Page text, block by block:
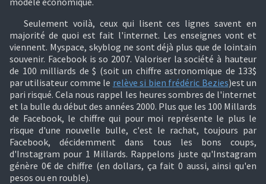
Seulement voilà, ceux qui lisent ces lignes savent en
majorité de quoi est fait l'internet. Les enseignes vont et
viennent. Myspace, skyblog ne sont déjà plus que de lointain
souvenir. Facebook is so 2007. Valoriser la société à hauteur
de 100 milliards de $ (soit un chiffre astronomique de 133$
par utilisateur comme le relève si bien frédéric Bezies)est un
pari risqué. Cela nous rappel les heures sombres de l'internet
et la bulle du début des années 2000. Plus que les 100 Millards
de Facebook, le chiffre qui pour moi représente le plus le
risque d'une nouvelle bulle, c'est le rachat, toujours par
Facebook, décidemment dans tous les bons coups,
d'Instagram pour 1 Millards. Rappelons juste qu'Instagram
génère 0€ de chiffre (en dollars, ça fait 0 aussi, ainsi qu'en
pesos ou en rouble).